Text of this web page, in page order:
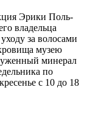
Эрики Поль-
владельца
за волосами
музею
минерал
по
с 10 до 18